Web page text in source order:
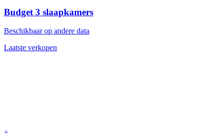
Budget 3 slaapkamers
Beschikbaar op andere data
Laatste verkopen